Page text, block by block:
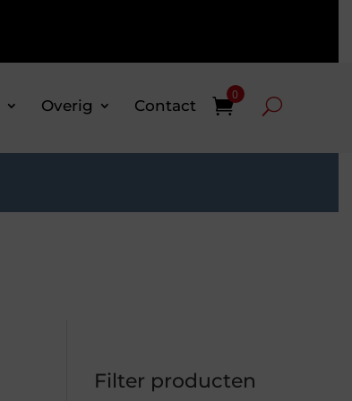
Overig Contact
0
Filter producten